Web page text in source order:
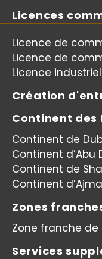
Licences
Licence de
Licence de
Licence
Création
Continent des
Continent de
Continent d’Abu
Continent de
Continent
Zones
Zone franche de
Services